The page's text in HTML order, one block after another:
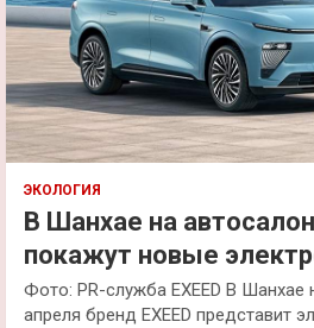
ЭКОЛОГИЯ
В Шанхае на
покажут новые
Фото: PR-служба EXEED В Шанхае
апреля бренд EXEED представит